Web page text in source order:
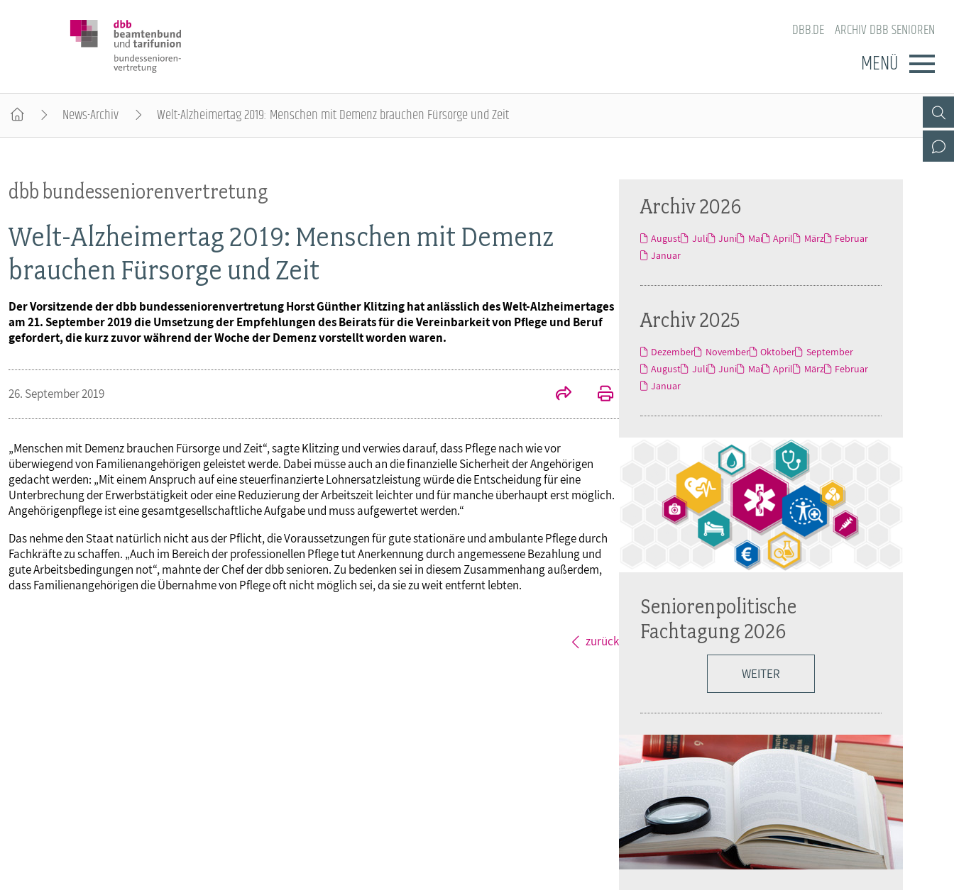
DBB.DE ARCHIV DBB SENIOREN
MENÜ
Geschäftsführung
Kontakt
BAGSO
POSITIONEN
VERANSTALTUNGEN
Bundesseniorenkongress
PUBLIKATIONEN
News-Archiv Welt-Alzheimertag 2019: Menschen mit Demenz brauchen Fürsorge und Zeit
dbb bundesseniorenvertretung
Welt-Alzheimertag 2019: Menschen mit Demenz
brauchen Fürsorge und Zeit
Der Vorsitzende der dbb bundesseniorenvertretung Horst Günther Klitzing hat anlässlich des Welt-Alzheimertages
am 21. September 2019 die Umsetzung der Empfehlungen des Beirats für die Vereinbarkeit von Pflege und Beruf
gefordert, die kurz zuvor während der Woche der Demenz vorstellt worden waren.
26. September 2019
„Menschen mit Demenz brauchen Fürsorge und Zeit“, sagte Klitzing und verwies darauf, dass Pflege nach wie vor
überwiegend von Familienangehörigen geleistet werde. Dabei müsse auch an die finanzielle Sicherheit der Angehörigen
gedacht werden: „Mit einem Anspruch auf eine steuerfinanzierte Lohnersatzleistung würde die Entscheidung für eine
Unterbrechung der Erwerbstätigkeit oder eine Reduzierung der Arbeitszeit leichter und für manche überhaupt erst möglich.
Angehörigenpflege ist eine gesamtgesellschaftliche Aufgabe und muss aufgewertet werden.“
Das nehme den Staat natürlich nicht aus der Pflicht, die Voraussetzungen für gute stationäre und ambulante Pflege durch
Fachkräfte zu schaffen. „Auch im Bereich der professionellen Pflege tut Anerkennung durch angemessene Bezahlung und
gute Arbeitsbedingungen not“, mahnte der Chef der dbb senioren. Zu bedenken sei in diesem Zusammenhang außerdem,
dass Familienangehörigen die Übernahme von Pflege oft nicht möglich sei, da sie zu weit entfernt lebten.
zurück
Archiv 2026
August Juli Juni Mai April März
Februar
Januar
Archiv 2025
Dezember November Oktober
September
August
Juli Juni Mai April März
Februar
Januar
Seniorenpolitische
Fachtagung 2026
WEITER